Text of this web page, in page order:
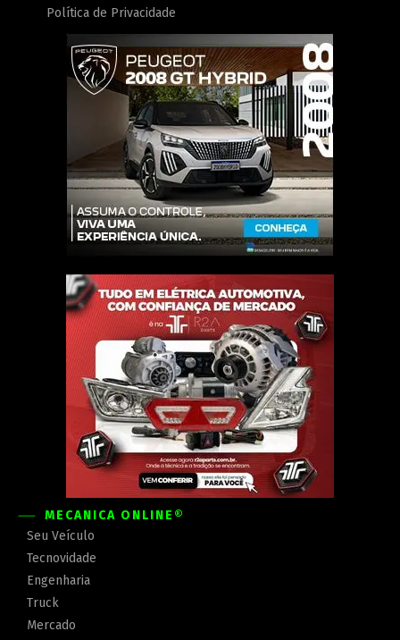
Política de Privacidade
MECÂNICA ONLINE®
Seu Veículo
Tecnovidade
Engenharia
Truck
Mercado